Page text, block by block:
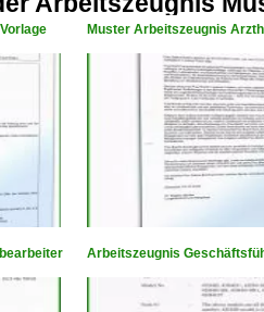
Muster Arbeitszeugnis
Arbeitszeugnis